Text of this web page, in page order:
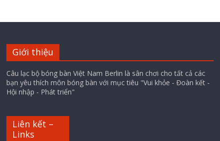
Giới thiệu
Câu lạc bộ bóng bàn Việt Nam Berlin là sân chơi cho tất cả các
bạn yêu thích môn bóng bàn với mục tiêu "Vui khỏe - Đoàn kết -
Hội nhập - Phát triển"
Liên kết –
Links